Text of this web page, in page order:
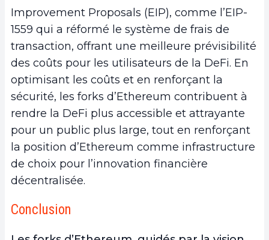
Improvement Proposals (EIP), comme l’EIP-
1559 qui a réformé le système de frais de
transaction, offrant une meilleure prévisibilité
des coûts pour les utilisateurs de la DeFi. En
optimisant les coûts et en renforçant la
sécurité, les forks d’Ethereum contribuent à
rendre la DeFi plus accessible et attrayante
pour un public plus large, tout en renforçant
la position d’Ethereum comme infrastructure
de choix pour l’innovation financière
décentralisée.
Conclusion